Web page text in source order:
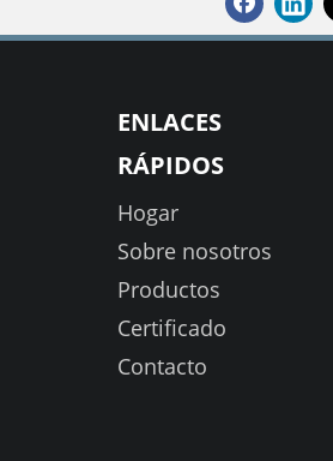
ENLACES
RÁPIDOS
Hogar
Sobre nosotros
Productos
Certificado
Contacto